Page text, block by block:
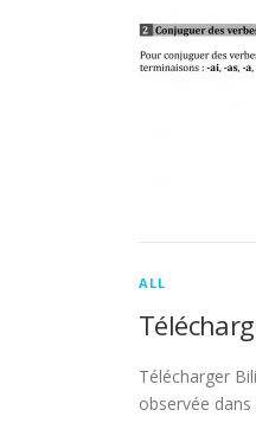
ALL
Télécharger
observée